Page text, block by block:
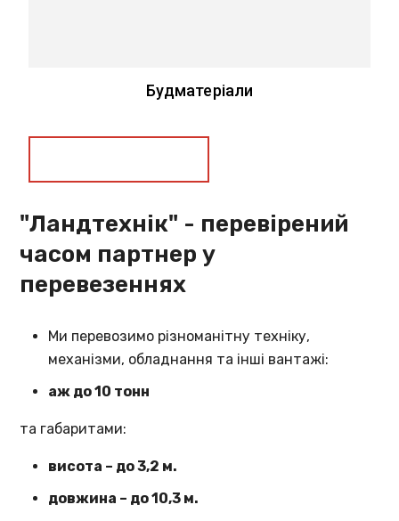
Будматеріали
"Ландтехнік" - перевірений
часом партнер у
перевезеннях
Ми перевозимо різноманітну техніку,
механізми, обладнання та інші вантажі:
аж до 10 тонн
та габаритами:
висота – до 3,2 м.
довжина – до 10,3 м.